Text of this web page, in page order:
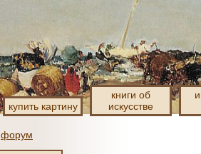
купить картину
книги об
искусстве
форум